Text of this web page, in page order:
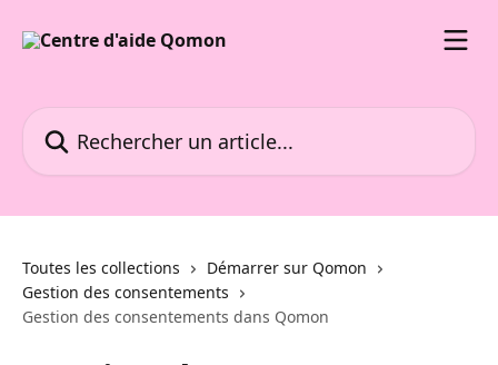
Toutes les collections
Démarrer sur Qomon
Gestion des consentements
Gestion des consentements dans Qomon